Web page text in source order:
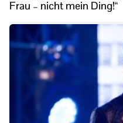
Frau – nicht mein Ding!“